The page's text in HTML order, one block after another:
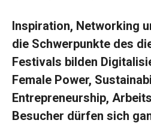
Inspiration, Networking
die Schwerpunkte des
Festivals bilden
Female Power,
Entrepreneurship,
Besucher dürfen sich